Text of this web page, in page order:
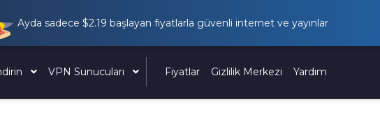
Ayda sadece $2.19 başlayan fiyatlarla güvenli internet ve yayınlar
VPN Sunucuları Fiyatlar Gizlilik Merkezi Yardım